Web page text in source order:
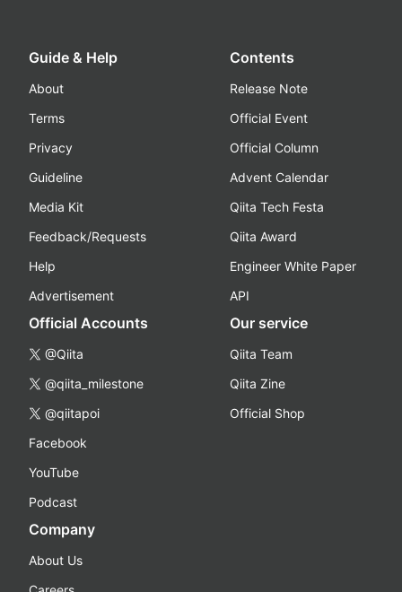
Guide & Help
About
Terms
Privacy
Guideline
Media Kit
Feedback/Requests
Help
Advertisement
Contents
Release Note
Official Event
Official Column
Advent Calendar
Qiita Tech Festa
Qiita Award
Engineer White Paper
API
Official Accounts
@Qiita
@qiita_milestone
@qiitapoi
Facebook
YouTube
Podcast
Our service
Qiita Team
Qiita Zine
Official Shop
Company
About Us